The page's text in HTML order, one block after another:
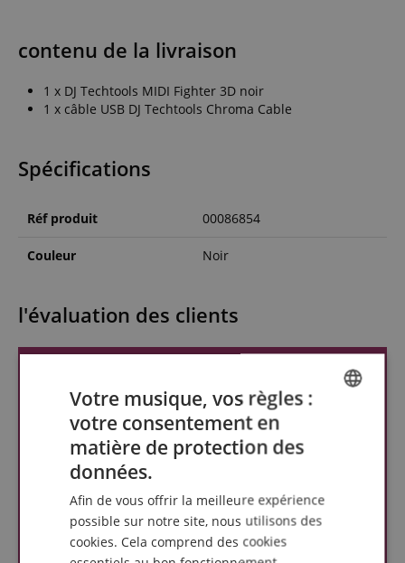
contenu de la livraison
1 x DJ Techtools MIDI Fighter 3D noir
1 x câble USB DJ Techtools Chroma Cable
Spécifications
Réf produit 00086854
Couleur Noir
l'évaluation des clients
FRENCH
Votre musique, vos règles :
votre consentement en
matière de protection des
données.
Afin de vous offrir la meilleure expérience
possible sur notre site, nous utilisons des
cookies. Cela comprend des cookies